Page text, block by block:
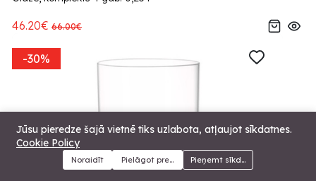
Menu Kategorijas Meklēt Grozs
46.20€ 66.00€
-30%
Jūsu pieredze šajā vietnē tiks uzlabota, atļaujot sīkdatnes.
Cookie Policy
Noraidīt Pielāgot preferencesPieņemt sīkdatnes